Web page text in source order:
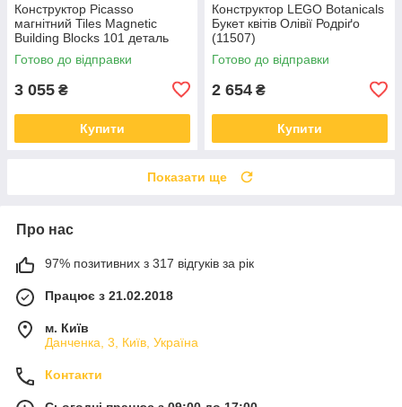
Конструктор Picasso
магнітний Tiles Magnetic
Building Blocks 101 деталь
(817338022402)
Готово до відправки
3 055 ₴
Купити
Конструктор LEGO Botanicals
Букет квітів Олівії Родріґо
(11507)
Готово до відправки
2 654 ₴
Купити
Показати ще
Про нас
97% позитивних з 317 відгуків за рік
Працює з 21.02.2018
м. Київ
Данченка, 3, Київ, Україна
Контакти